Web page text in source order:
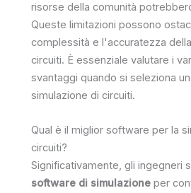
risorse della comunità
Queste limitazioni possono
complessità e l'accuratezza
circuiti. È essenziale valutare i
svantaggi quando si seleziona
simulazione di circuiti.
Qual è il miglior software per la
circuiti?
Significativamente, gli ingegneri
software di simulazione per